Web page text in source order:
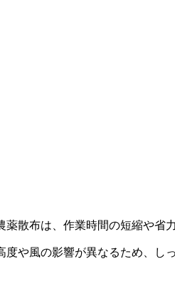
薬散布は、作業時間の短縮や省
度や風の影響が異なるため、し